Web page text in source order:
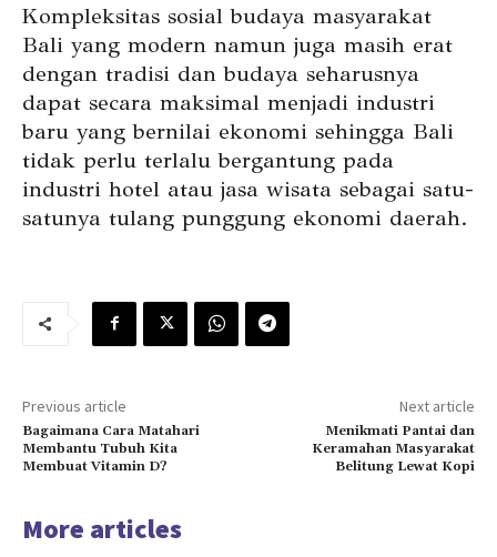
Kompleksitas sosial budaya masyarakat
Bali yang modern namun juga masih erat
dengan tradisi dan budaya seharusnya
dapat secara maksimal menjadi industri
baru yang bernilai ekonomi sehingga Bali
tidak perlu terlalu bergantung pada
industri hotel atau jasa wisata sebagai satu-
satunya tulang punggung ekonomi daerah.
Previous article
Bagaimana Cara Matahari
Membantu Tubuh Kita
Membuat Vitamin D?
Next article
Menikmati Pantai dan
Keramahan Masyarakat
Belitung Lewat Kopi
More articles